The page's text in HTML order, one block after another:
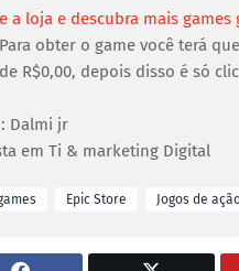
a loja e descubra mais games
obter o game você terá
R$0,00, depois disso é só
Dalmi jr
em Ti & marketing Digital
Epic Store Jogos de